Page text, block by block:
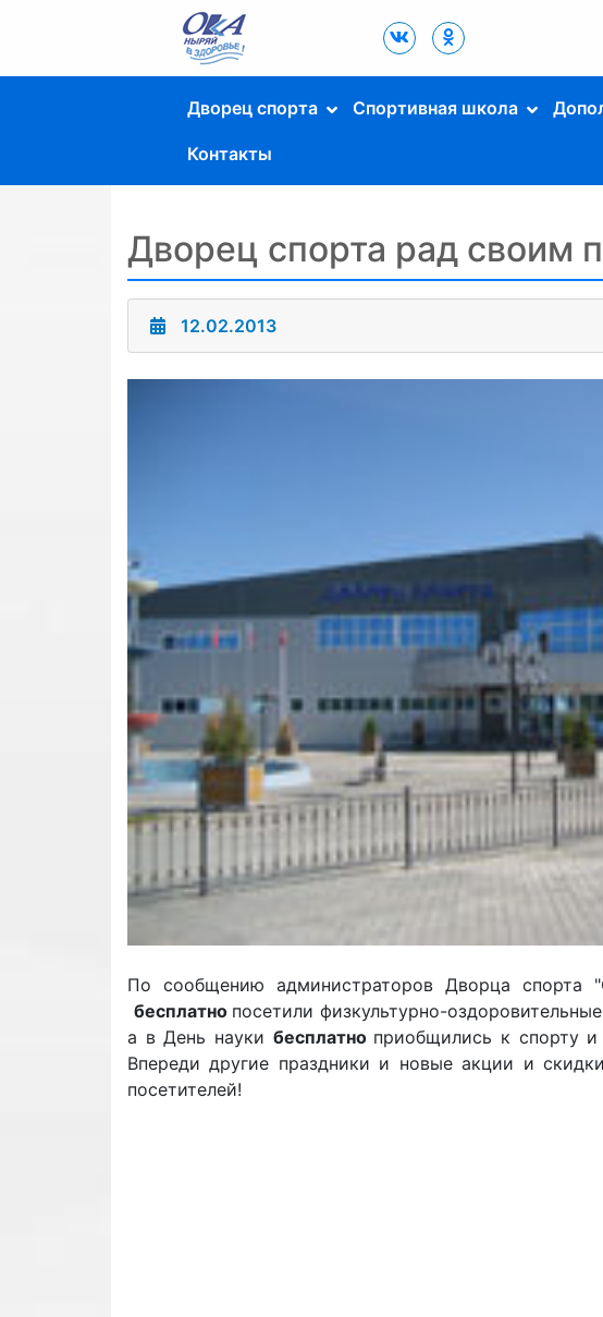
Дворец Спорта
"Ока" г. Пущино
Дворец спорта Спортивная школа
Контакты
Дворец спорта рад своим
12.02.2013
По сообщению администраторов Дворца спорта
бесплатно посетили физкультурно-
а в День науки бесплатно приобщились к спорту и
Впереди другие праздники и новые акции и
посетителей!